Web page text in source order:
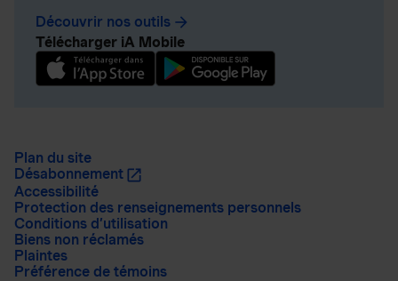
Découvrir nos outils arrow_forward
Télécharger iA Mobile
Plan du site
Désabonnement
Accessibilité
Protection des renseignements personnels
Conditions d’utilisation
Biens non réclamés
Plaintes
Préférence de témoins